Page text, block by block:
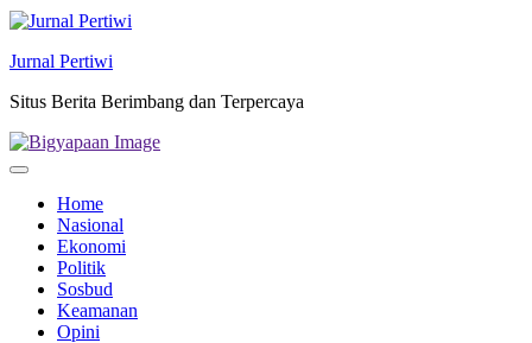
Jurnal Pertiwi
Situs Berita Berimbang dan Terpercaya
Home
Nasional
Ekonomi
Politik
Sosbud
Keamanan
Opini